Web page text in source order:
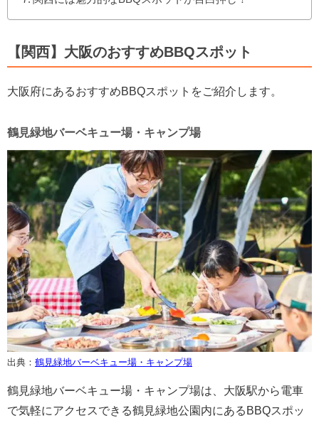
【関西】大阪のおすすめBBQスポット
大阪府にあるおすすめBBQスポットをご紹介します。
鶴見緑地バーベキュー場・キャンプ場
出典： 鶴見緑地バーベキュー場・キャンプ場
鶴見緑地バーベキュー場・キャンプ場は、大阪駅から電車
で気軽にアクセスできる鶴見緑地公園内にあるBBQスポッ